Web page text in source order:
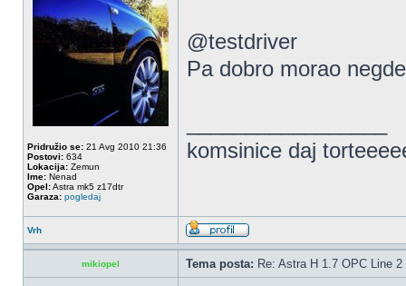
Pridružio se: 21 Avg 2010 21:36
Postovi: 634
Lokacija: Zemun
Ime: Nenad
Opel:Astra mk5 z17dtr
Garaza: pogledaj
@testdriver
Pa dobro morao
komsinice daj
Vrh
mikiopel Tema posta: Re: Astra H 1.7 OPC Line 2